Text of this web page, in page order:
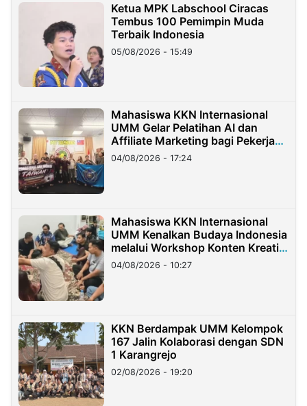
Ketua MPK Labschool Ciracas
Tembus 100 Pemimpin Muda
Terbaik Indonesia
05/08/2026 - 15:49
Mahasiswa KKN Internasional
UMM Gelar Pelatihan AI dan
Affiliate Marketing bagi Pekerja
Migran Indonesia di Taiwan
04/08/2026 - 17:24
Mahasiswa KKN Internasional
UMM Kenalkan Budaya Indonesia
melalui Workshop Konten Kreatif
di Taiwan
04/08/2026 - 10:27
KKN Berdampak UMM Kelompok
167 Jalin Kolaborasi dengan SDN
1 Karangrejo
02/08/2026 - 19:20